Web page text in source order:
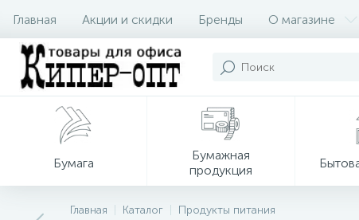
Главная Акции и скидки Бренды О магазине
Бумага
Бумажная
продукция
Главная Каталог Продукты питания